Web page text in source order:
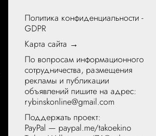
Политика конфиденциальности -
GDPR
Карта сайта →
По вопросам информационного
сотрудничества, размещения
рекламы и публикации
объявлений пишите на адрес:
rybinskonline@gmail.com
Поддержать проект:
PayPal — paypal.me/takoekino